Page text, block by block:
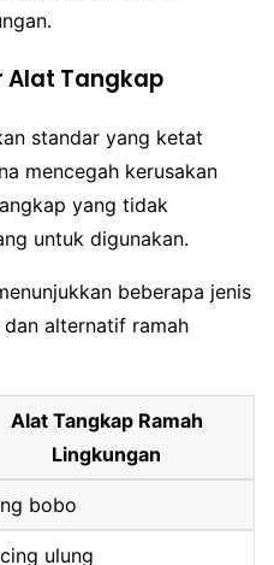
Alat Tangkap
standar yang ketat
mencegah kerusakan
yang tidak
untuk digunakan.
beberapa jenis
alternatif ramah
Alat Tangkap Ramah
Lingkungan
bobo
ulung